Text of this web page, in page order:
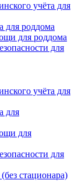
учёта для
для роддома
для роддома
для
учёта для
для
для
для
стационара)